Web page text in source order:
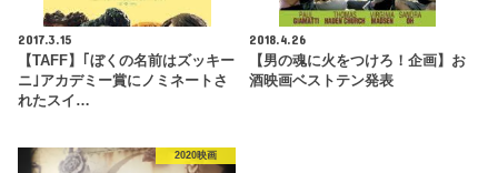
2017.3.15
【TAFF】｢ぼくの名前はズッキー
ニ｣アカデミー賞にノミネートさ
れたスイ…
2018.4.26
【男の魂に火をつけろ！企画】お
酒映画ベストテン発表
2020映画